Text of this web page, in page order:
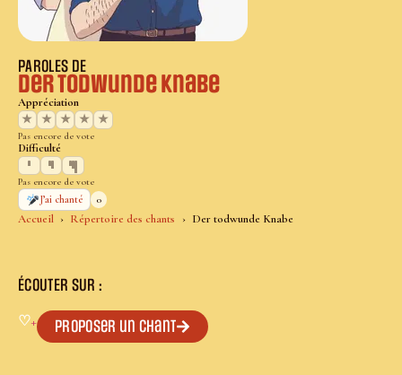
Accueil Répertoire des chants Der todwunde Knabe
PAROLES DE
Der todwunde Knabe
Appréciation
★
★ ★ ★ ★
Pas encore de vote
Difficulté
Pas encore de vote
J’ai chanté
0
ÉCOUTER SUR :
♡+ Proposer un chant